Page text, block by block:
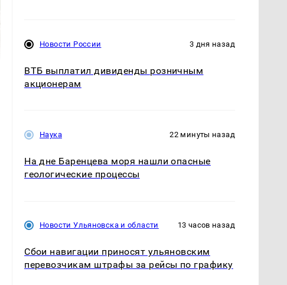
Новости России 3 дня назад
ВТБ выплатил дивиденды розничным
акционерам
Наука 22 минуты назад
На дне Баренцева моря нашли опасные
геологические процессы
Новости Ульяновска и области 13 часов назад
Сбои навигации приносят ульяновским
перевозчикам штрафы за рейсы по графику